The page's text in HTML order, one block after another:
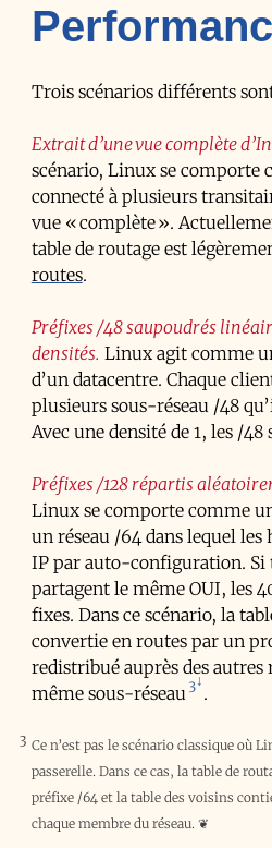
Trois scénarios différents
Extrait d’une vue complète
scénario, Linux se comporte
connecté à plusieurs
vue « complète ».
table de routage est
routes.
Préfixes /48 saupoudrés
densités Linux agit comme
d’un datacentre. Chaque
plusieurs sous-réseau /48
Avec une densité de 1, les /
Préfixes /128 répartis
Linux se comporte comme
un réseau /64 dans lequel
IP par auto-configuration. Si
partagent le même OUI, les
fixes. Dans ce scénario, la
convertie en routes par un
redistribué auprès des
même sous-réseau3 .
3 Ce n’est pas le scénario classique où
passerelle. Dans ce cas, la table de
préfixe /64 et la table des voisins
chaque membre du réseau. ❦